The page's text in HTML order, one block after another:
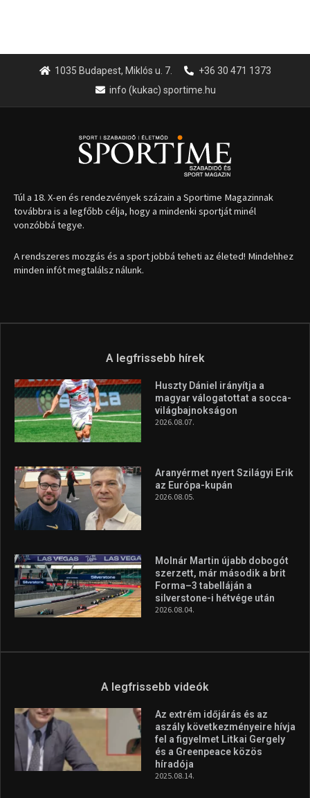
1035 Budapest, Miklós u. 7.
+36 30 471 1373
info (kukac) sportime.hu
Túl a 18. X-en és rendezvények százain a Sportime Magazinnak
továbbra is a legfőbb célja, hogy a mindenki sportját minél
vonzóbbá tegye.
A rendszeres mozgás és a sport jobbá teheti az életed! Mindehhez
minden infót megtalálsz nálunk.
A legfrissebb hírek
Huszty Dániel irányítja a
magyar válogatottat a socca-
világbajnokságon
2026.08.07.
Aranyérmet nyert Szilágyi Erik
az Európa-kupán
2026.08.05.
Molnár Martin újabb dobogót
szerzett, már második a brit
Forma–3 tabelláján a
silverstone-i hétvége után
2026.08.04.
A legfrissebb videók
Az extrém időjárás és az
aszály következményeire hívja
fel a figyelmet Litkai Gergely
és a Greenpeace közös
híradója
2025.08.14.